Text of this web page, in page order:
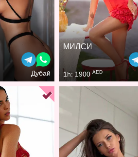
Дубай
МИЛСИ
1h: 1900AED